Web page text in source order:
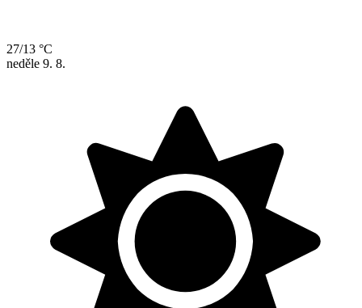
27/13 °C
neděle 9. 8.